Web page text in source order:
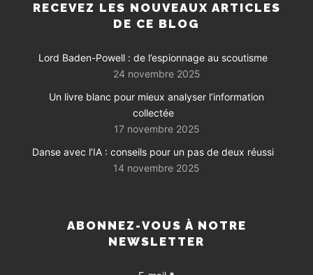
RECEVEZ LES NOUVEAUX ARTICLES
DE CE BLOG
Lord Baden-Powell : de l’espionnage au scoutisme
24 novembre 2025
Un livre blanc pour mieux analyser l’information
collectée
17 novembre 2025
Danse avec l’IA : conseils pour un pas de deux réussi
14 novembre 2025
ABONNEZ-VOUS À NOTRE
NEWSLETTER